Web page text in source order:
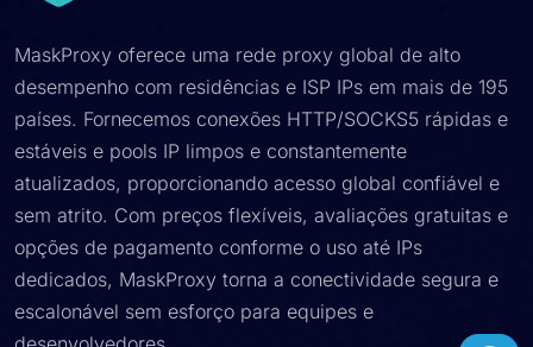
MaskProxy oferece uma rede proxy global de alto
desempenho com residências e ISP IPs em mais de 195
países. Fornecemos conexões HTTP/SOCKS5 rápidas e
estáveis ​​e pools IP limpos e constantemente
atualizados, proporcionando acesso global confiável e
sem atrito. Com preços flexíveis, avaliações gratuitas e
opções de pagamento conforme o uso até IPs
dedicados, MaskProxy torna a conectividade segura e
escalonável sem esforço para equipes e
desenvolvedores.